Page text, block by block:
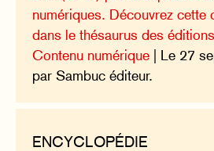
numériques. Découvrez cette
dans le thésaurus des
Contenu numérique | Le 27
par Sambuc éditeur.
ENCYCLOPÉDIE